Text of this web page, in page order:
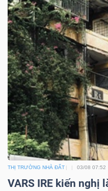
THỊ TRƯỜNG NHÀ ĐẤT 03/08 07:52
VARS IRE kiến nghị